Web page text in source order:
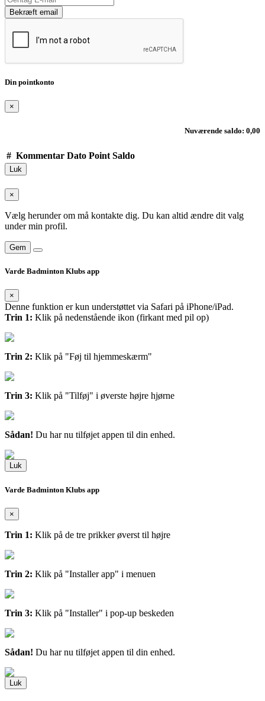
Bekræft email
Din pointkonto
×
Nuværende saldo: 0,00
# Kommentar Dato Point Saldo
Luk
×
Vælg herunder om må kontakte dig. Du kan altid ændre dit valg
under min profil.
Gem
Varde Badminton Klubs app
×
Denne funktion er kun understøttet via Safari på iPhone/iPad.
Trin 1: Klik på nedenstående ikon (firkant med pil op)
Trin 2: Klik på "Føj til hjemmeskærm"
Trin 3: Klik på "Tilføj" i øverste højre hjørne
Sådan! Du har nu tilføjet appen til din enhed.
Luk
Varde Badminton Klubs app
×
Trin 1: Klik på de tre prikker øverst til højre
Trin 2: Klik på "Installer app" i menuen
Trin 3: Klik på "Installer" i pop-up beskeden
Sådan! Du har nu tilføjet appen til din enhed.
Luk